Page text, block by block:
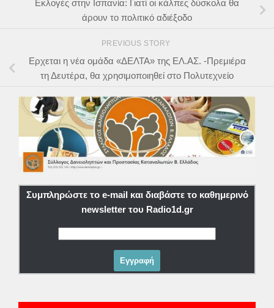
Εκλογές στην Ισπανία: Γιατί οι κάλπες δύσκολα θα
άρουν το πολιτικό αδιέξοδο
PREVIOUS STORY
Ερχεται η νέα ομάδα «ΔΕΛΤΑ» της ΕΛ.ΑΣ. -Πρεμιέρα
τη Δευτέρα, θα χρησιμοποιηθεί στο Πολυτεχνείο
Συμπληρώστε το e-mail και διαβάστε το καθημερινό
newsletter του Radio1d.gr